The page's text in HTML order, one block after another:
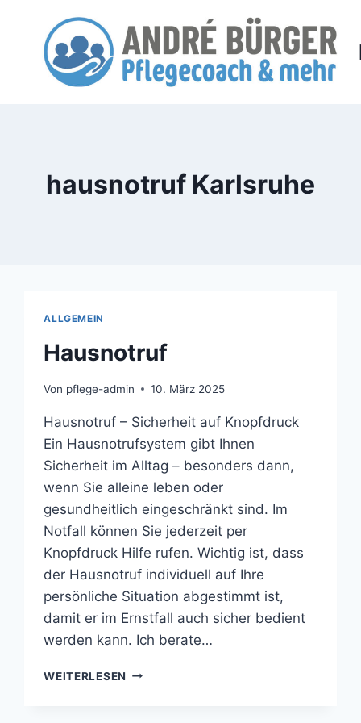
springen
hausnotruf Karlsruhe
ALLGEMEIN
Hausnotruf
Von pflege-admin 10. März 2025
Hausnotruf – Sicherheit auf Knopfdruck
Ein Hausnotrufsystem gibt Ihnen
Sicherheit im Alltag – besonders dann,
wenn Sie alleine leben oder
gesundheitlich eingeschränkt sind. Im
Notfall können Sie jederzeit per
Knopfdruck Hilfe rufen. Wichtig ist, dass
der Hausnotruf individuell auf Ihre
persönliche Situation abgestimmt ist,
damit er im Ernstfall auch sicher bedient
werden kann. Ich berate…
WEITERLESEN HAUSNOTRUF